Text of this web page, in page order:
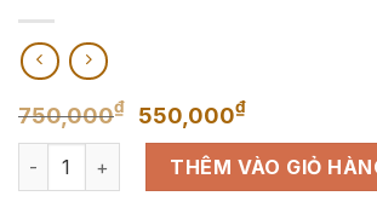
750,000₫
Giá
gốc
là:
750,000₫.
550,000₫Giá
hiện
tại
là:
Dây da đồng hồ thay thế cho Michael
THÊM VÀO GIỎ